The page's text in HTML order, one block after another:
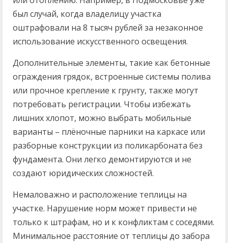
был случай, когда владелицу участка
оштрафовали на 8 тысяч рублей за незаконное
использование искусственного освещения.
Дополнительные элементы, такие как бетонные
ограждения грядок, встроенные системы полива
или прочное крепление к грунту, также могут
потребовать регистрации. Чтобы избежать
лишних хлопот, можно выбрать мобильные
варианты – плёночные парники на каркасе или
разборные конструкции из поликарбоната без
фундамента. Они легко демонтируются и не
создают юридических сложностей.
Немаловажно и расположение теплицы на
участке. Нарушение норм может привести не
только к штрафам, но и к конфликтам с соседями.
Минимальное расстояние от теплицы до забора